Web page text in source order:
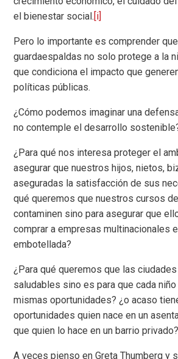
el bienestar social.[i]
Pero lo importante es comprender
guardaespaldas no solo protege a la
que condiciona el impacto que
políticas públicas.
¿Cómo podemos imaginar una
no contemple el desarrollo
¿Para qué nos interesa proteger el
asegurar que nuestros hijos, nietos,
aseguradas la satisfacción de sus
qué queremos que nuestros cursos
contaminen sino para asegurar que
comprar a empresas multinacionales
embotellada?
¿Para qué queremos que las
saludables sino es para que cada
mismas oportunidades? ¿o acaso
oportunidades quien nace en un
que quien lo hace en un barrio privado?
A veces pienso en Greta Thumberg y